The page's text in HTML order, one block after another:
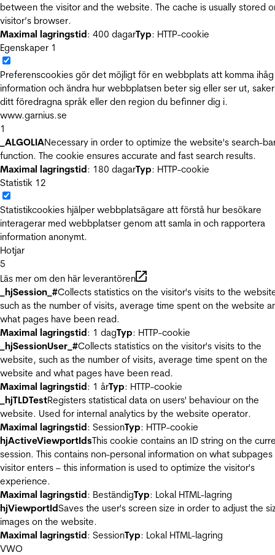
between the visitor and the website. The cache is usually stored
visitor’s browser.
Maximal lagringstid: 400 dagarTyp: HTTP-cookie
Egenskaper 1
Preferenscookies gör det möjligt för en webbplats att komma ihåg
information och ändra hur webbplatsen beter sig eller ser ut,
ditt föredragna språk eller den region du befinner dig i.
www.garnius.se
1
_ALGOLIANecessary in order to optimize the website's search-
function. The cookie ensures accurate and fast search results.
Maximal lagringstid: 180 dagarTyp: HTTP-cookie
Statistik 12
Statistikcookies hjälper webbplatsägare att förstå hur besökare
interagerar med webbplatser genom att samla in och rapportera
information anonymt.
Hotjar
5
Läs mer om den här leverantören
_hjSession_#Collects statistics on the visitor's visits to the
such as the number of visits, average time spent on the website
what pages have been read.
Maximal lagringstid: 1 dagTyp: HTTP-cookie
_hjSessionUser_#Collects statistics on the visitor's visits to the
website, such as the number of visits, average time spent on the
website and what pages have been read.
Maximal lagringstid: 1 årTyp: HTTP-cookie
_hjTLDTestRegisters statistical data on users' behaviour on the
website. Used for internal analytics by the website operator.
Maximal lagringstid: SessionTyp: HTTP-cookie
hjActiveViewportIdsThis cookie contains an ID string on the
session. This contains non-personal information on what
visitor enters – this information is used to optimize the visitor's
experience.
Maximal lagringstid: BeständigTyp: Lokal HTML-lagring
hjViewportIdSaves the user's screen size in order to adjust the
images on the website.
Maximal lagringstid: SessionTyp: Lokal HTML-lagring
VWO